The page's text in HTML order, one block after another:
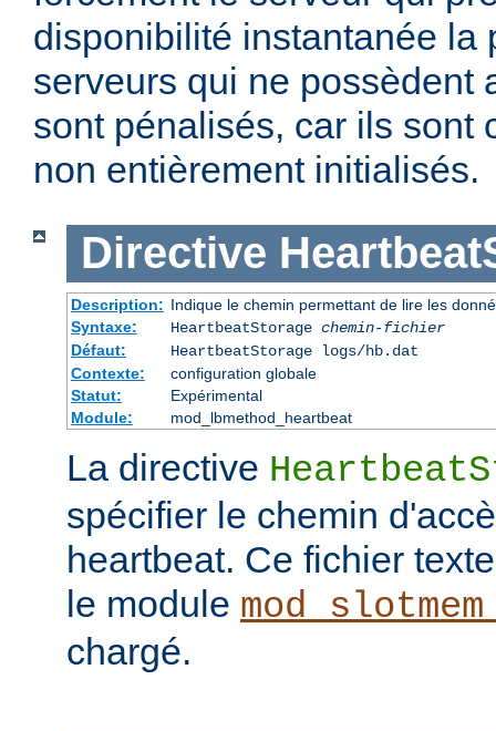
disponibilité instantanée la
serveurs qui ne possèdent
sont pénalisés, car ils sont
non entièrement initialisés.
Directive
Description: Indique le chemin permettant de lire les
Syntaxe:
HeartbeatStorage chemin-fichier
Défaut:
HeartbeatStorage logs/hb.dat
Contexte:
configuration globale
Statut:
Expérimental
Module:
mod_lbmethod_heartbeat
La directive
spécifier le chemin
heartbeat. Ce fichier
le module
chargé.